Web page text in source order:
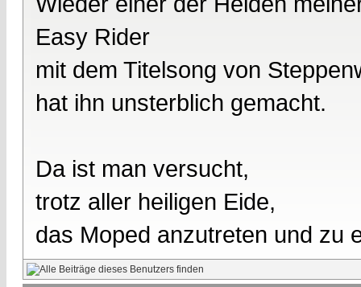
Easy Rider
mit dem Titelsong von
hat ihn unsterblich gemacht.
Da ist man versucht,
trotz aller heiligen Eide,
das Moped anzutreten und zu